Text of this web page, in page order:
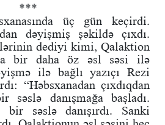
***
üç gün keçirdi.
dəyişmiş şəkildə çıxdı.
dediyi kimi, Qalaktion
bir daha öz əsl səsi ilə
ilə bağlı yazıçı Rezi
“Həbsxanadan çıxdıqdan
danışmağa başladı.
səslə danışırdı. Sanki